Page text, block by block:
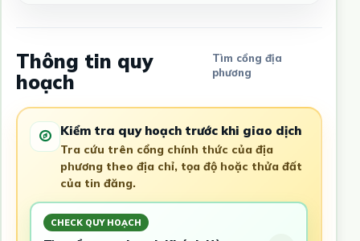
Thông tin quy
hoạch
Tìm cổng địa
phương
Kiểm tra quy hoạch trước khi giao dịch
Tra cứu trên cổng chính thức của địa
phương theo địa chỉ, tọa độ hoặc thửa đất
của tin đăng.
CHECK QUY HOẠCH